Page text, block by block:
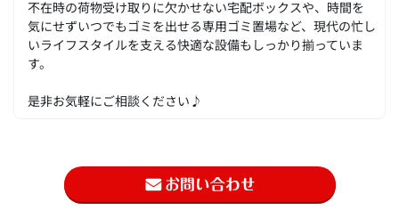
不在時の荷物受け取りに欠かせない宅配ボックスや、時間を
気にせずいつでもゴミを出せる専用ゴミ置場など、現代の忙し
いライフスタイルを支える快適な設備もしっかり揃っていま
す。
是非お気軽にご相談ください♪